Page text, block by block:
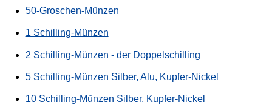
50-Groschen-Münzen
1 Schilling-Münzen
2 Schilling-Münzen - der Doppelschilling
5 Schilling-Münzen Silber, Alu, Kupfer-Nickel
10 Schilling-Münzen Silber, Kupfer-Nickel